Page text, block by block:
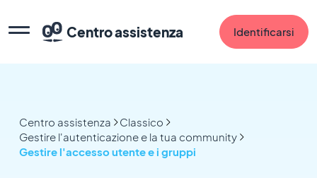
Centro assistenza Identificarsi
Centro assistenza
Classico
Gestire l'autenticazione e la tua community
Gestire l'accesso utente e i gruppi